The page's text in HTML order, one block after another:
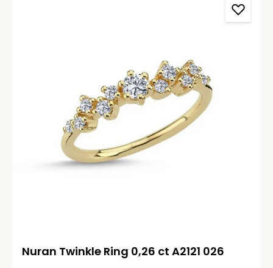
Nuran Twinkle Ring 0,26 ct A2121 026